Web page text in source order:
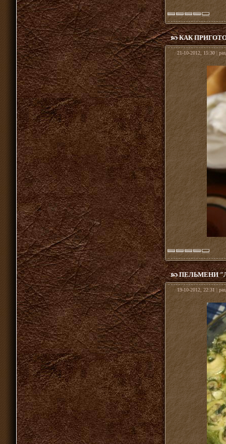
КАК
21-10-2012, 15:30 |
ПЕЛЬМЕНИ
19-10-2012, 22:31 |